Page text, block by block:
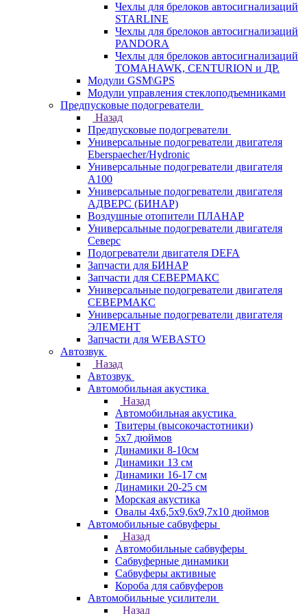
Чехлы для брелоков автосигнализаций
STARLINE
Чехлы для брелоков автосигнализаций
PANDORA
Чехлы для брелоков автосигнализаций
TOMAHAWK, CENTURION и ДР.
Модули GSM\GPS
Модули управления стеклоподъемниками
Предпусковые подогреватели
Назад
Предпусковые подогреватели
Универсальные подогреватели двигателя
Eberspaecher/Hydronic
Универсальные подогреватели двигателя
A100
Универсальные подогреватели двигателя
АДВЕРС (БИНАР)
Воздушные отопители ПЛАНАР
Универсальные подогреватели двигателя
Северс
Подогреватели двигателя DEFA
Запчасти для БИНАР
Запчасти для СЕВЕРМАКС
Универсальные подогреватели двигателя
СЕВЕРМАКС
Универсальные подогреватели двигателя
ЭЛЕМЕНТ
Запчасти для WEBASTO
Автозвук
Назад
Автозвук
Автомобильная акустика
Назад
Автомобильная акустика
Твитеры (высокочастотники)
5x7 дюймов
Динамики 8-10см
Динамики 13 см
Динамики 16-17 см
Динамики 20-25 см
Морская акустика
Овалы 4х6,5х9,6x9,7х10 дюймов
Автомобильные сабвуферы
Назад
Автомобильные сабвуферы
Сабвуферные динамики
Сабвуферы активные
Короба для сабвуферов
Автомобильные усилители
Назад